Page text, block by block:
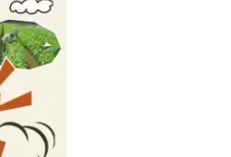
の
応